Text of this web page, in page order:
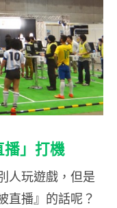
播」打機
人玩遊戲，但是
直播』的話呢？